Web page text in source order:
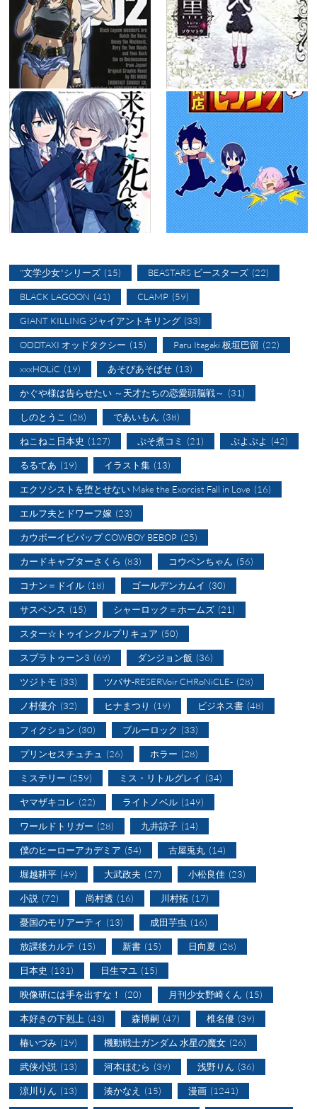
"文学少女"シリーズ (15) BEASTARS ビースターズ (22)
BLACK LAGOON (41) CLAMP (59)
GIANT KILLING ジャイアントキリング (33)
ODDTAXI オッドタクシー (15) Paru Itagaki 板垣巴留 (22)
xxxHOLiC (19) あそびあそばせ (13)
かぐや様は告らせたい ～天才たちの恋愛頭脳戦～ (31)
しのとうこ (28) であいもん (38)
ねこねこ日本史 (127) ぷそ煮コミ (21) ぷよぷよ (42)
るるてあ (19) イラスト集 (13)
エクソシストを堕とせない Make the Exorcist Fall in Love (16)
エルフ夫とドワーフ嫁 (23)
カウボーイビバップ COWBOY BEBOP (25)
カードキャプターさくら (83) コウペンちゃん (56)
コナン＝ドイル (18) ゴールデンカムイ (30)
サスペンス (15) シャーロック＝ホームズ (21)
スター☆トゥインクルプリキュア (50)
スプラトゥーン3 (69) ダンジョン飯 (36)
ツジトモ (33) ツバサ-RESERVoir CHRoNiCLE- (28)
ノ村優介 (32) ヒナまつり (19) ビジネス書 (48)
フィクション (30) ブルーロック (33)
プリンセスチュチュ (26) ホラー (28)
ミステリー (259) ミス・リトルグレイ (34)
ヤマザキコレ (22) ライトノベル (149)
ワールドトリガー (28) 九井諒子 (14)
僕のヒーローアカデミア (54) 古屋兎丸 (14)
堀越耕平 (49) 大武政夫 (27) 小松良佳 (23)
小説 (72) 尚村透 (16) 川村拓 (17)
憂国のモリアーティ (13) 成田芋虫 (16)
放課後カルテ (15) 新書 (15) 日向夏 (28)
日本史 (131) 日生マユ (15)
映像研には手を出すな！ (20) 月刊少女野崎くん (15)
本好きの下剋上 (43) 森博嗣 (47) 椎名優 (39)
椿いづみ (19) 機動戦士ガンダム 水星の魔女 (26)
武侠小説 (13) 河本ほむら (39) 浅野りん (36)
涼川りん (13) 湊かなえ (15) 漫画 (1241)